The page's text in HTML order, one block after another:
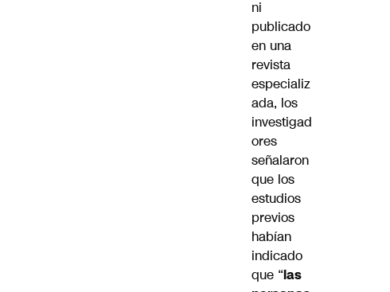
ni
publicado
en una
revista
especializ
ada, los
investigad
ores
señalaron
que los
estudios
previos
habían
indicado
que “las